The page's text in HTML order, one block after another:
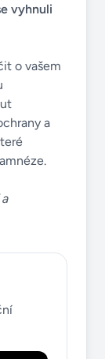
vyhnuli
o vašem
a